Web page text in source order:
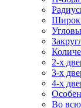
2-х
3-х
4-х
Во всю